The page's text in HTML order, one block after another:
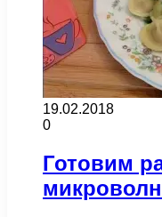
19.02.2018
0
Готовим